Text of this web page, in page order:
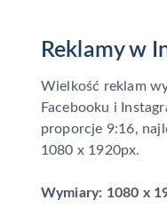
Reklamy w
Wielkość reklam
Facebooku i
proporcje 9:16,
1080 x 1920px.
Wymiary: 1080 x